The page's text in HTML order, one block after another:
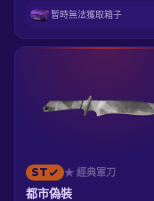
暫時無法獲取箱子
ST ★ 經典軍刀
都市偽裝